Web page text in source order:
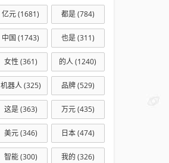
亿元(1681) 都是(784)
中国 (1743) 也是(311)
女性 (361) 的人(1240)
机器人(325) 品牌(529)
这是(363) 万元(435)
美元(346) 日本(474)
智能(300) 我的 (326)